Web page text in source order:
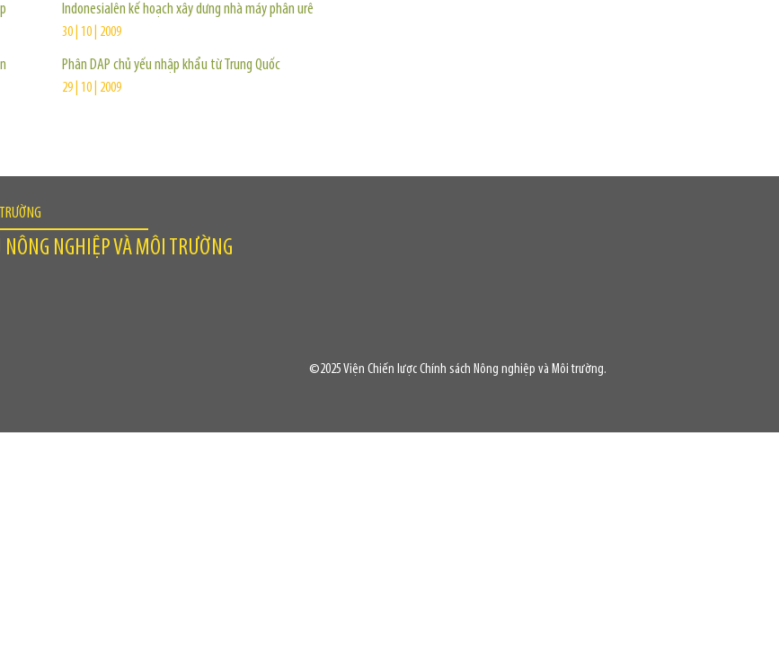
Indonesialên kế hoạch xây dưng nhà máy phân urê
30 | 10 | 2009
Phân DAP chủ yếu nhập khẩu từ Trung Quốc
29 | 10 | 2009
NGHIỆP VÀ MÔI TRƯỜNG
©2025 Viện Chiến lược Chính sách Nông nghiệp và Môi trường.